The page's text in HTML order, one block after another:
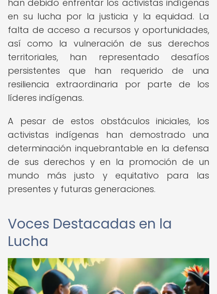
han debido enfrentar los activistas indígenas
en su lucha por la justicia y la equidad. La
falta de acceso a recursos y oportunidades,
así como la vulneración de sus derechos
territoriales, han representado desafíos
persistentes que han requerido de una
resiliencia extraordinaria por parte de los
líderes indígenas.
A pesar de estos obstáculos iniciales, los
activistas indígenas han demostrado una
determinación inquebrantable en la defensa
de sus derechos y en la promoción de un
mundo más justo y equitativo para las
presentes y futuras generaciones.
Voces Destacadas en la
Lucha